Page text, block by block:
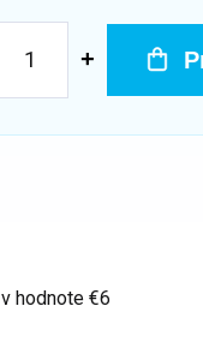
v hodnote €6